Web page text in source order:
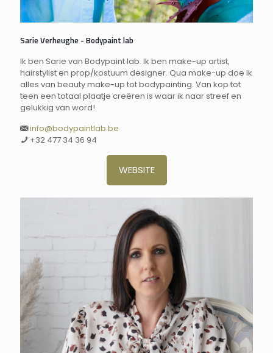
Sarie Verheughe - Bodypaint lab
Ik ben Sarie van Bodypaint lab. Ik ben make-up artist,
hairstylist en prop/kostuum designer. Qua make-up doe ik
alles van beauty make-up tot bodypainting. Van kop tot
teen een totaal plaatje creëren is waar ik naar streef en
gelukkig van word!
info@bodypaintlab.be
+32 477 34 36 94
WEBSITE